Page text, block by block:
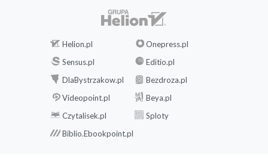
Helion.pl
Onepress.pl
Sensus.pl
Editio.pl
DlaBystrzakow.pl
Bezdroza.pl
Videopoint.pl
Beya.pl
Czytalisek.pl
Sploty
Biblio.Ebookpoint.pl